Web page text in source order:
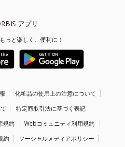
アプリ
っと楽しく、便利に！
化粧品の使用上の注意について
特定商取引法に基づく表記
規約
Webコミュニティ利用規約
約
ソーシャルメディアポリシー